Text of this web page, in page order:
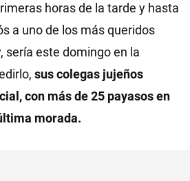
horas de la tarde y hasta
a uno de los más queridos
sería este domingo en la
sus colegas jujeños
con más de 25 payasos en
morada.